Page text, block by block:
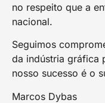
no respeito que a
nacional.
Seguimos
da indústria gráfica
nosso sucesso é o
Marcos Dybas